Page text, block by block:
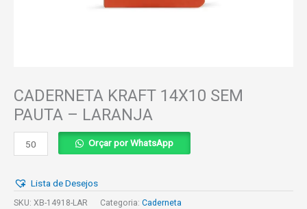
CADERNETA KRAFT 14X10 SEM
PAUTA – LARANJA
CADERNETA
KRAFT
SEM
PAUTA
Orçar por WhatsApp
Lista de Desejos
SKU: XB-14918-LAR Categoria: Caderneta